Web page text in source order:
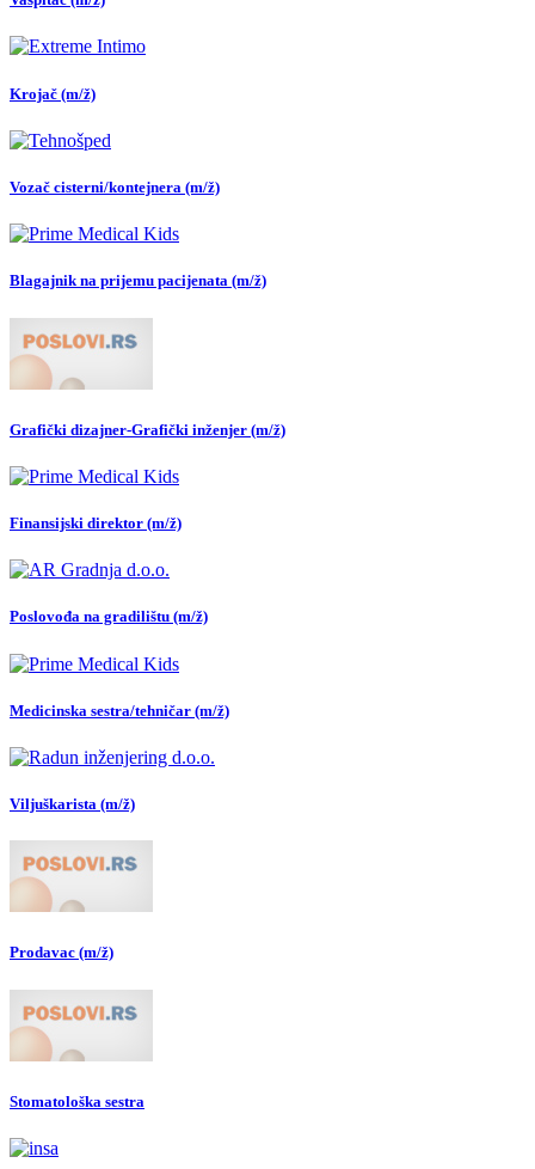
Krojač (m/ž)
Vozač cisterni/kontejnera (m/ž)
Blagajnik na prijemu pacijenata (m/ž)
Grafički dizajner-Grafički inženjer (m/ž)
Finansijski direktor (m/ž)
Poslovođa na gradilištu (m/ž)
Medicinska sestra/tehničar (m/ž)
Viljuškarista (m/ž)
Prodavac (m/ž)
Stomatološka sestra